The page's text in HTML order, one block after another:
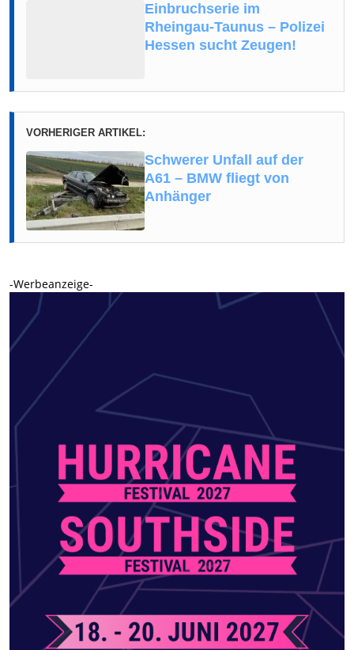
Einbruchserie im
Rheingau-Taunus – Polizei
Hessen sucht Zeugen!
VORHERIGER ARTIKEL:
Schwerer Unfall auf der
A61 – BMW fliegt von
Anhänger
-Werbeanzeige-